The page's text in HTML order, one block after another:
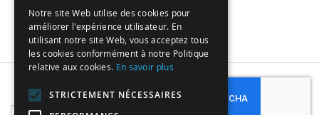
Sign
Subscribe
Notre site Web utilise des cookies pour
améliorer l'expérience utilisateur. En
utilisant notre site Web, vous acceptez tous
les cookies conformément à notre Politique
relative aux cookies. En savoir plus
STRICTEMENT NÉCESSAIRES